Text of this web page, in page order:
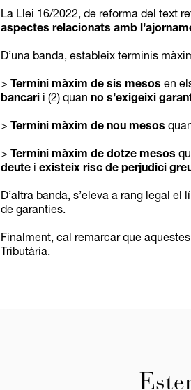
La Llei 16/2022, de reforma del text
aspectes relacionats amb
D’una banda, estableix terminis
> Termini màxim de sis mesos en
bancari i (2) quan no s’exigeixi
> Termini màxim de nou mesos
> Termini màxim de dotze mesos
deutei existeix risc de perjudici
D’altra banda, s’eleva a rang legal
de garanties.
Finalment, cal remarcar que
Tributària.